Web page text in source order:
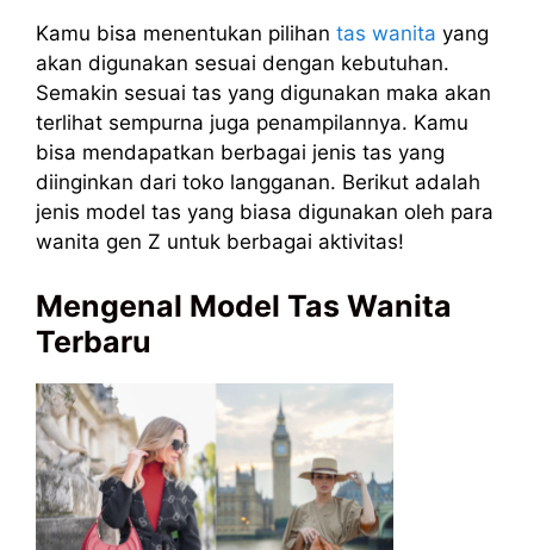
Kamu bisa menentukan pilihan tas wanita yang
akan digunakan sesuai dengan kebutuhan.
Semakin sesuai tas yang digunakan maka akan
terlihat sempurna juga penampilannya. Kamu
bisa mendapatkan berbagai jenis tas yang
diinginkan dari toko langganan. Berikut adalah
jenis model tas yang biasa digunakan oleh para
wanita gen Z untuk berbagai aktivitas!
Mengenal Model Tas Wanita
Terbaru